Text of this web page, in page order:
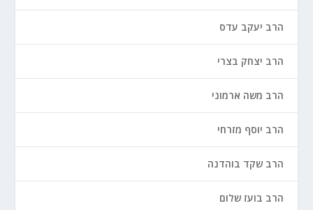
הרב יעקב עדס
הרב יצחק בצרי
הרב משה ארמוני
הרב יוסף מזרחי
הרב שקד בוהדנה
הרב בועז שלום